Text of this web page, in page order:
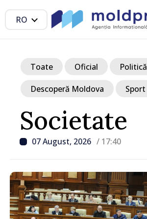
RO
Societate
07 August, 2026 / 17:40
Toate Oficial Politică
Descoperă Moldova Sport